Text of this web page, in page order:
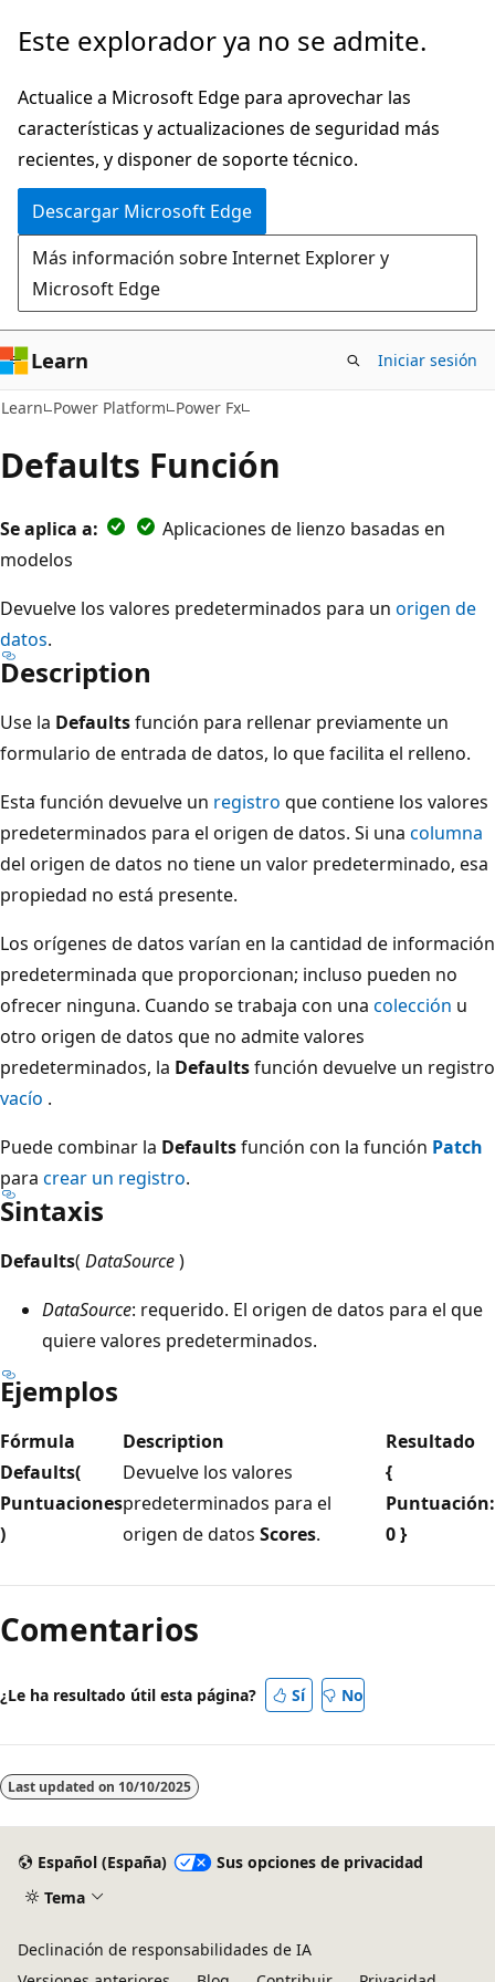
Ir
contenido
principal
Este explorador ya no se admite.
Actualice a Microsoft Edge para aprovechar las
características y actualizaciones de seguridad más
recientes, y disponer de soporte técnico.
Descargar Microsoft Edge
Más información sobre Internet Explorer y
Microsoft Edge
Learn Iniciar sesión
Learn Power Platform Power Fx
Defaults Función
Se aplica a:
Aplicaciones de lienzo basadas en
modelos
Devuelve los valores predeterminados para un origen de
datos.
Description
Use la Defaultsfunción para rellenar previamente un
formulario de entrada de datos, lo que facilita el relleno.
Esta función devuelve un registro que contiene los valores
predeterminados para el origen de datos. Si una columna
del origen de datos no tiene un valor predeterminado, esa
propiedad no está presente.
Los orígenes de datos varían en la cantidad de información
predeterminada que proporcionan; incluso pueden no
ofrecer ninguna. Cuando se trabaja con una colección u
otro origen de datos que no admite valores
predeterminados, la Defaultsfunción devuelve un registro
vacío .
Puede combinar la Defaultsfunción con la función Patch
para crear un registro.
Sintaxis
Defaults( DataSource)
DataSource: requerido. El origen de datos para el que
quiere valores predeterminados.
Ejemplos
Fórmula Description
Resultado
Defaults(
Puntuaciones
)
Devuelve los valores
predeterminados para el
origen de datos Scores.
{
Puntuación:
0 }
de
lectura
Comentarios
¿Le ha resultado útil esta página? Sí No
Last updated on 10/10/2025
Español (España)
Sus opciones de privacidad
Tema
Declinación de responsabilidades de IA